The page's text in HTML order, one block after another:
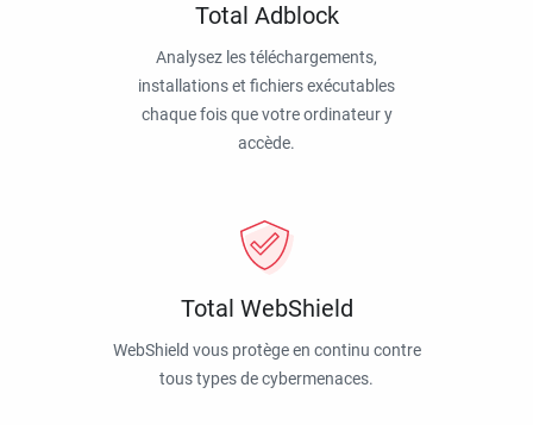
Total Adblock
Analysez les téléchargements,
installations et fichiers exécutables
chaque fois que votre ordinateur y
accède.
Total WebShield
WebShield vous protège en continu contre
tous types de cybermenaces.